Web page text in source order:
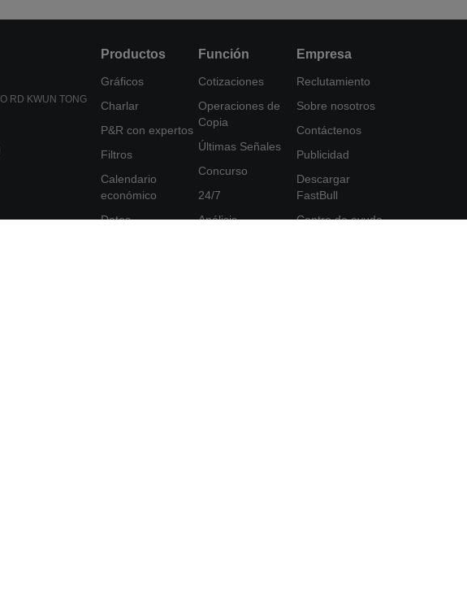
RD KWUN TONG
Productos
Gráficos
Charlar
P&R con expertos
Filtros
Calendario
económico
Datos
Función
Cotizaciones
Operaciones de
Copia
Últimas Señales
Concurso
24/7
Análisis
Empresa
Reclutamiento
Sobre nosotros
Contáctenos
Publicidad
Descargar
FastBull
Centro de ayuda